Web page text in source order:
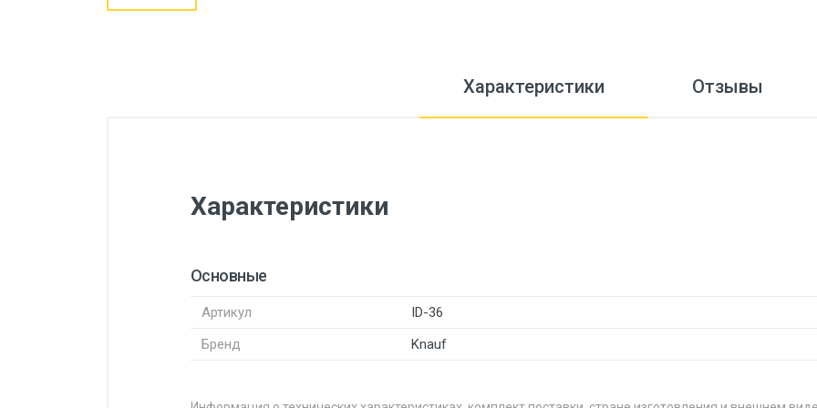
Характеристики Отзывы
Характеристики
Основные
Артикул
ID-36
Бренд
Knauf